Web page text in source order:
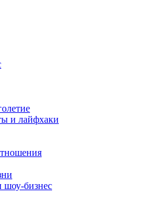
и лайфхаки
шоу-бизнес